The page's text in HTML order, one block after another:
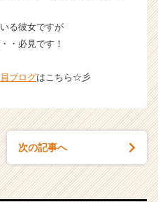
る彼女ですが
・必見です！
ブログはこちら☆彡
次の記事へ